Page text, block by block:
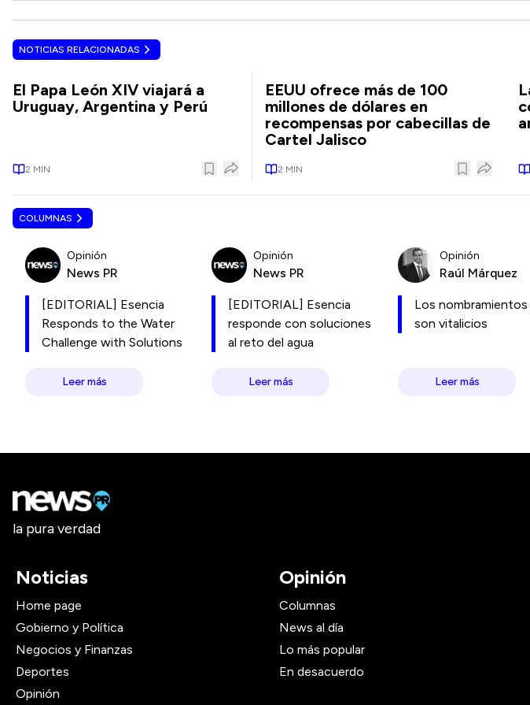
NOTICIAS RELACIONADAS
El Papa León XIV viajará a
Uruguay, Argentina y Perú
2 MIN
EEUU ofrece más de 100
millones de dólares en
recompensas por cabecillas de
Cartel Jalisco
2 MIN
COLUMNAS
Opinión
News PR
[EDITORIAL] Esencia
Responds to the Water
Challenge with Solutions
Leer más
Opinión
News PR
[EDITORIAL] Esencia
responde con soluciones
al reto del agua
Leer más
Opinión
Raúl Márquez
Los nombramientos
son vitalicios
Leer más
la pura verdad
Noticias
Home page
Gobierno y Política
Negocios y Finanzas
Deportes
Opinión
Opinión
Columnas
News al día
Lo más popular
En desacuerdo